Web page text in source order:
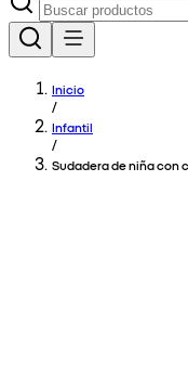
Inicio
/
Infantil
/
Sudadera de niña con